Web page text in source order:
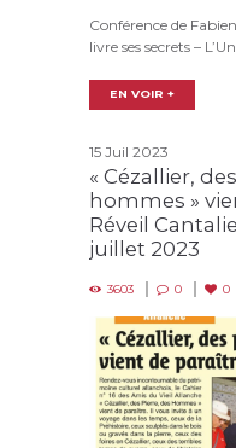
Conférence de
livre ses secrets –
EN VOIR +
15 Juil 2023
« Cézallier,
hommes »
Réveil
juillet 2023
3603 0 0